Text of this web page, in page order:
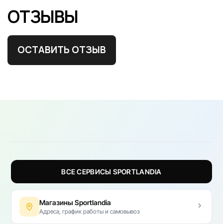
ОТЗЫВЫ
ОСТАВИТЬ ОТЗЫВ
ВСЕ СЕРВИСЫ SPORTLANDIA
Магазины Sportlandia
Адреса, график работы и самовывоз